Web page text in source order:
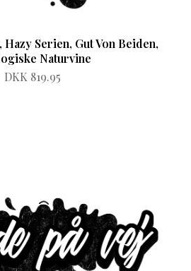
Serien, Gut Von Beiden,
Naturvine
DKK 819.95